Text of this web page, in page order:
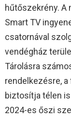
hűtőszekrény. A
Smart TV
csatornával
vendégház
Tárolásra
rendelkezésre,
biztosítja télen
2024-es őszi